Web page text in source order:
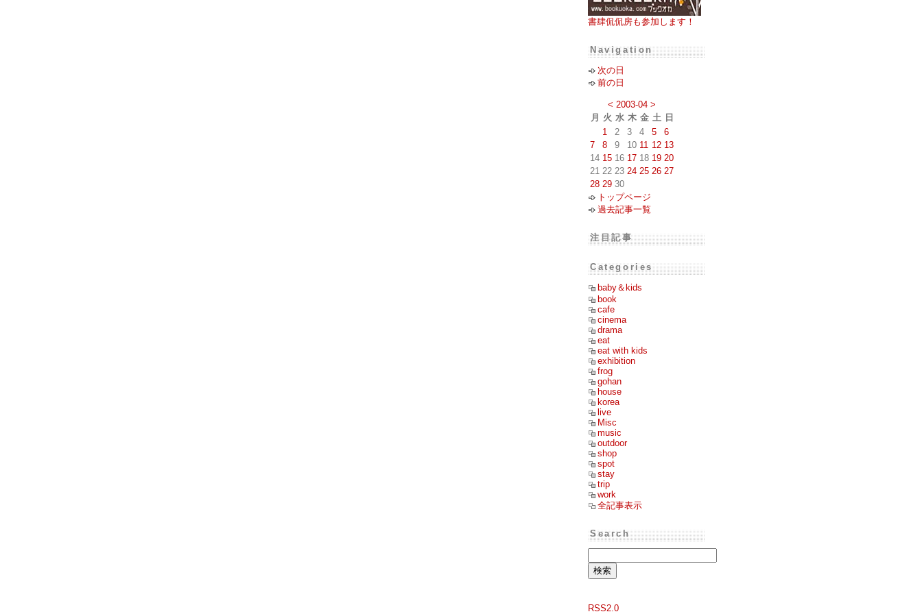
書肆侃侃房も参加します！
Navigation
次の日
前の日
< 2003-04 >
月
火 水 木 金 土 日
1
2 3 4 5
6
7
8 9 10 11 12 13
14 15 16 17 18 19 20
21 22 23 24 25 26 27
28 29 30
トップページ
過去記事一覧
注目記事
Categories
baby＆kids
book
cafe
cinema
drama
eat
eat with kids
exhibition
frog
gohan
house
korea
live
Misc
music
outdoor
shop
spot
stay
trip
work
全記事表示
Search
RSS2.0